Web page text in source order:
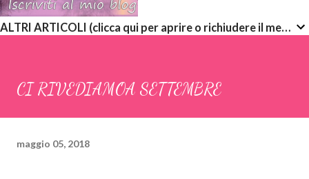
ALTRI ARTICOLI (clicca qui per aprire o richiudere il menù a discesa)
CI RIVEDIAMOA SETTEMBRE
maggio 05, 2018